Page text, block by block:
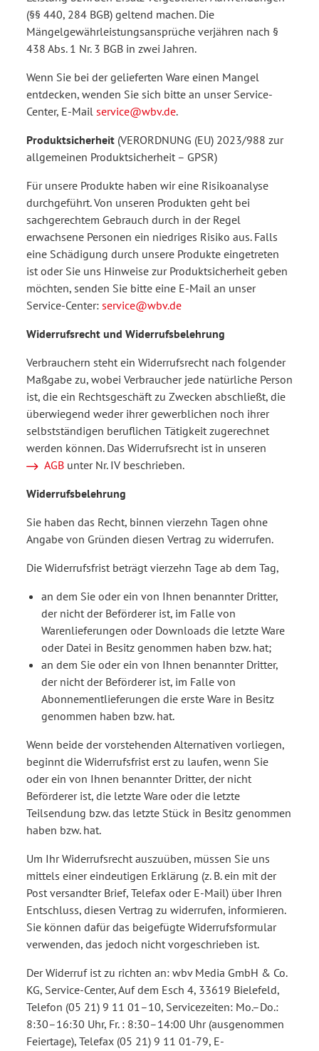
(§§ 440, 284 BGB) geltend machen. Die
Mängelgewährleistungsansprüche verjähren nach §
438 Abs. 1 Nr. 3 BGB in zwei Jahren.
Wenn Sie bei der gelieferten Ware einen Mangel
entdecken, wenden Sie sich bitte an unser Service-
Center, E-Mail service@wbv.de.
Produktsicherheit (VERORDNUNG (EU) 2023/988 zur
allgemeinen Produktsicherheit – GPSR)
Für unsere Produkte haben wir eine Risikoanalyse
durchgeführt. Von unseren Produkten geht bei
sachgerechtem Gebrauch durch in der Regel
erwachsene Personen ein niedriges Risiko aus. Falls
eine Schädigung durch unsere Produkte eingetreten
ist oder Sie uns Hinweise zur Produktsicherheit geben
möchten, senden Sie bitte eine E-Mail an unser
Service-Center: service@wbv.de
Widerrufsrecht und Widerrufsbelehrung
Verbrauchern steht ein Widerrufsrecht nach folgender
Maßgabe zu, wobei Verbraucher jede natürliche Person
ist, die ein Rechtsgeschäft zu Zwecken abschließt, die
überwiegend weder ihrer gewerblichen noch ihrer
selbstständigen beruflichen Tätigkeit zugerechnet
werden können. Das Widerrufsrecht ist in unseren
AGB unter Nr. IV beschrieben.
Widerrufsbelehrung
Sie haben das Recht, binnen vierzehn Tagen ohne
Angabe von Gründen diesen Vertrag zu widerrufen.
Die Widerrufsfrist beträgt vierzehn Tage ab dem Tag,
an dem Sie oder ein von Ihnen benannter Dritter,
der nicht der Beförderer ist, im Falle von
Warenlieferungen oder Downloads die letzte Ware
oder Datei in Besitz genommen haben bzw. hat;
an dem Sie oder ein von Ihnen benannter Dritter,
der nicht der Beförderer ist, im Falle von
Abonnementlieferungen die erste Ware in Besitz
genommen haben bzw. hat.
Wenn beide der vorstehenden Alternativen vorliegen,
beginnt die Widerrufsfrist erst zu laufen, wenn Sie
oder ein von Ihnen benannter Dritter, der nicht
Beförderer ist, die letzte Ware oder die letzte
Teilsendung bzw. das letzte Stück in Besitz genommen
haben bzw. hat.
Um Ihr Widerrufsrecht auszuüben, müssen Sie uns
mittels einer eindeutigen Erklärung (z. B. ein mit der
Post versandter Brief, Telefax oder E-Mail) über Ihren
Entschluss, diesen Vertrag zu widerrufen, informieren.
Sie können dafür das beigefügte Widerrufsformular
verwenden, das jedoch nicht vorgeschrieben ist.
Der Widerruf ist zu richten an: wbv Media GmbH & Co.
KG, Service-Center, Auf dem Esch 4, 33619 Bielefeld,
Telefon (05 21) 9 11 01–10, Servicezeiten: Mo.–Do.:
8:30–16:30 Uhr, Fr. : 8:30–14:00 Uhr (ausgenommen
Feiertage), Telefax (05 21) 9 11 01-79, E-